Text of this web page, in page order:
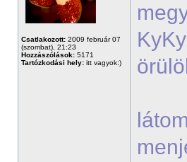
Csatlakozott: 2009 február 07
(szombat), 21:23
Hozzászólások: 5171
Tartózkodási hely: itt vagyok:)